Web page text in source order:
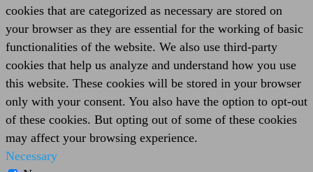
cookies that are categorized as necessary are stored on
your browser as they are essential for the working of basic
functionalities of the website. We also use third-party
cookies that help us analyze and understand how you use
this website. These cookies will be stored in your browser
only with your consent. You also have the option to opt-out
of these cookies. But opting out of some of these cookies
may affect your browsing experience.
Necessary